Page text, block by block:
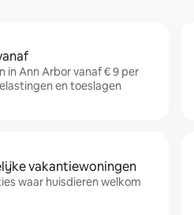
in Ann Arbor vanaf € 9 per
en toeslagen
vakantiewoningen
waar huisdieren welkom